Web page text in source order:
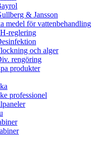
& Jansson
medel för vattenbehandling
reglering
och alger
rengöring
produkter
professionel